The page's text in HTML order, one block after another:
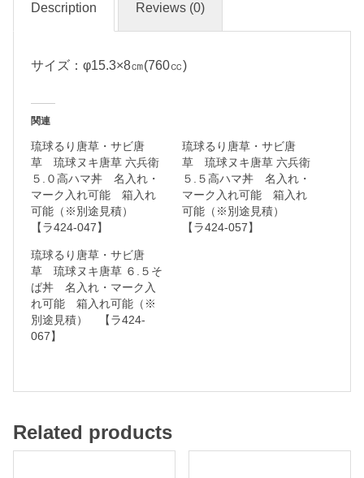
ク
入
Description Reviews (0)
サイズ：φ15.3×8㎝(760㏄)
関連
琉球るり唐草・サビ唐
草 琉球ヌキ唐草 六兵衛
５.０高ハマ丼 名入れ・
マーク入れ可能 箱入れ
可能（※別途見積）
【ラ424-047】
琉球るり唐草・サビ唐
草 琉球ヌキ唐草 六兵衛
５.５高ハマ丼 名入れ・
マーク入れ可能 箱入れ
可能（※別途見積）
【ラ424-057】
琉球るり唐草・サビ唐
草 琉球ヌキ唐草 ６.５そ
ば丼 名入れ・マーク入
れ可能 箱入れ可能（※
別途見積） 【ラ424-
067】
Related products